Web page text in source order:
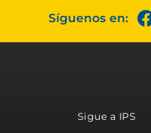
Síguenos en:
Sigue a IPS